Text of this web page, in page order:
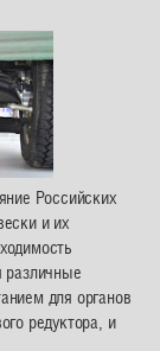
Российских
и их
различные
для органов
редуктора, и